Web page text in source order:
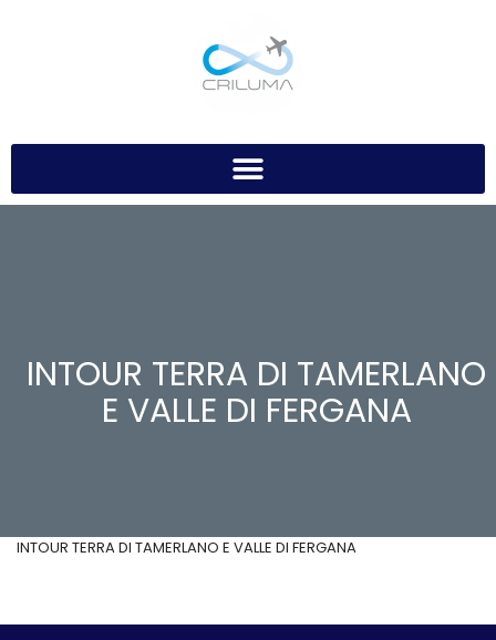
INTOUR TERRA DI TAMERLANO
E VALLE DI FERGANA
INTOUR TERRA DI TAMERLANO E VALLE DI FERGANA